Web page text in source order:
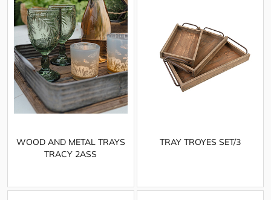
WOOD AND METAL TRAYS
TRACY 2ASS
TRAY TROYES SET/3